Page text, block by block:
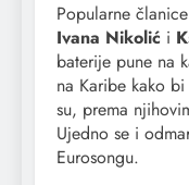
Popularne
Ivana Nikolić i
baterije pune na
na Karibe kako
su, prema
Ujedno se i
Eurosongu.